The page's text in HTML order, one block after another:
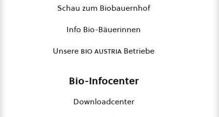
Schau zum Biobauernhof
Info Bio-Bäuerinnen
Unsere bio austria Betriebe
Bio-Infocenter
Downloadcenter